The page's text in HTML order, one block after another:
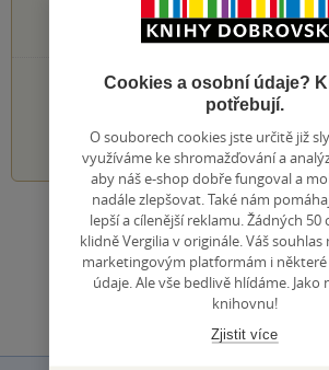
0×
1 hvezdička
PŘIDEJTE SVÉ HODNOCENÍ
1 2 3 4 5
Zobrazit všechna
Přidat
Cookies a osobní údaje?
potřebují.
O souborech cookies jste určitě již
využíváme ke shromažďování a
aby náš e-shop dobře fungoval a
nadále zlepšovat. Také nám
lepší a cílenější reklamu. Žádných 50
klidně Vergilia v originále. Váš
marketingovým platformám i některé
údaje. Ale vše bedlivě hlídáme. Jako
knihovnu!
Zjistit více